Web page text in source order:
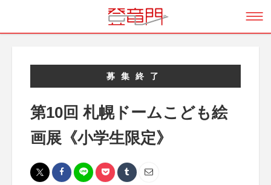
募集終了
第10回 札幌ドームこども絵
画展《小学生限定》